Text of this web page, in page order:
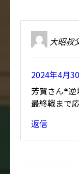
大昭叔
2024年4月
芳賀さん❝
最終戦まで
返信